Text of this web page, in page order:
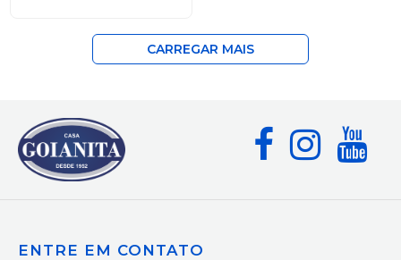
CARREGAR MAIS
ENTRE EM CONTATO